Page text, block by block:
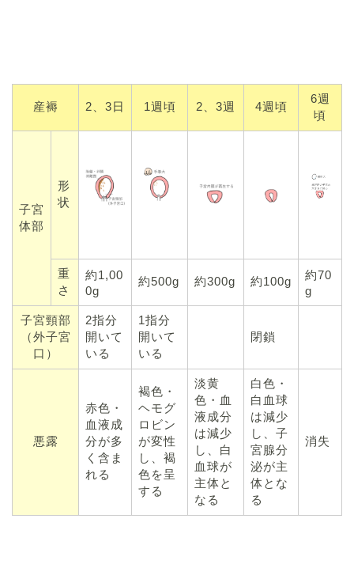
産褥 2、3日 1週頃 2、3週 4週頃
6週
頃
子宮
体部
形
状
重
さ
約1,00
0g
約500g 約300g 約100g
約70
g
子宮頸部
（外子宮
口）
2指分
開いて
いる
1指分
開いて
いる
閉鎖
悪露
赤色・
血液成
分が多
く含ま
れる
褐色・
ヘモグ
ロビン
が変性
し、褐
色を呈
する
淡黄
色・血
液成分
は減少
し、白
血球が
主体と
なる
白色・
白血球
は減少
し、子
宮腺分
泌が主
体とな
る
消失